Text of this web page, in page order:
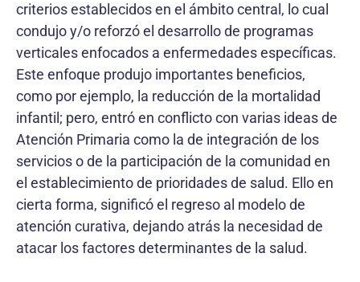
criterios establecidos en el ámbito central, lo cual
condujo y/o reforzó el desarrollo de programas
verticales enfocados a enfermedades específicas.
Este enfoque produjo importantes beneficios,
como por ejemplo, la reducción de la mortalidad
infantil; pero, entró en conflicto con varias ideas de
Atención Primaria como la de integración de los
servicios o de la participación de la comunidad en
el establecimiento de prioridades de salud. Ello en
cierta forma, significó el regreso al modelo de
atención curativa, dejando atrás la necesidad de
atacar los factores determinantes de la salud.